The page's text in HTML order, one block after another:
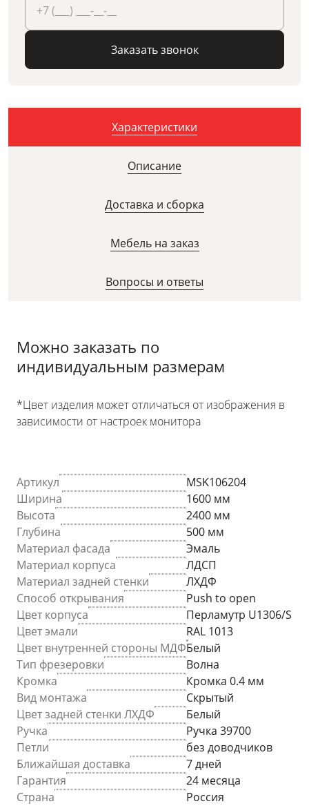
Заказать звонок
Характеристики
Описание
Доставка и сборка
Мебель на заказ
Вопросы и ответы
Можно заказать по
индивидуальным размерам
*Цвет изделия может отличаться от изображения в
зависимости от настроек монитора
Артикул
MSK106204
Ширина
1600 мм
Высота
2400 мм
Глубина
500 мм
Материал фасада
Эмаль
Материал корпуса
ЛДСП
Материал задней стенки
ЛХДФ
Способ открывания
Push to open
Цвет корпуса
Перламутр U1306/S
Цвет эмали
RAL 1013
Цвет внутренней стороны МДФБелый
Тип фрезеровки
Волна
Кромка
Кромка 0.4 мм
Вид монтажа
Скрытый
Цвет задней стенки ЛХДФ
Белый
Ручка
Ручка 39700
Петли
без доводчиков
Ближайшая доставка
7 дней
Гарантия
24 месяца
Страна
Россия